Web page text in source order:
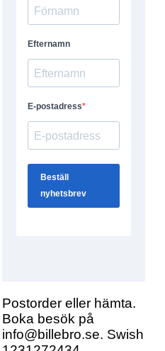
Postorder eller hämta.
Boka besök på
info@billebro.se. Swish